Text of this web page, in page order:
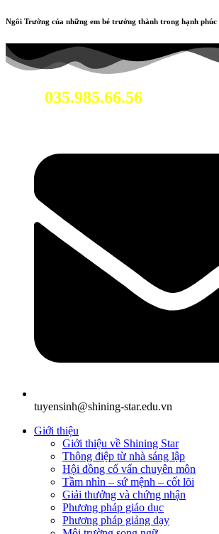
Ngôi Trường của những em bé trưởng thành trong hạnh phúc
035.985.66.56
tuyensinh@shining-star.edu.vn
Giới thiệu
Giới thiệu về Shining Star
Thông điệp từ nhà sáng lập
Hội đồng cố vấn chuyên môn
Tầm nhìn – sứ mệnh – cốt lõi
Giải thưởng và chứng nhận
Phương pháp giáo dục
Phương pháp giảng dạy